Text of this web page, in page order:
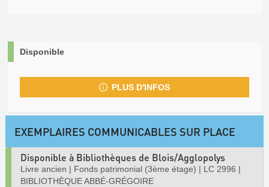
Disponible
PLUS D'INFOS
EXEMPLAIRES COMMUNICABLES SUR PLACE
Disponible à Bibliothèques de Blois/Agglopolys
Livre ancien | Fonds patrimonial (3ème étage) | LC 2996 |
BIBLIOTHÈQUE ABBÉ-GRÉGOIRE